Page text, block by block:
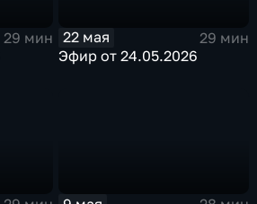
29 мин
22 мая
29 мин
Эфир от 24.05.2026